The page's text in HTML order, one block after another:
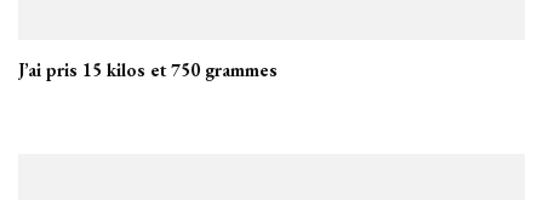
J’ai pris 15 kilos et 750 grammes